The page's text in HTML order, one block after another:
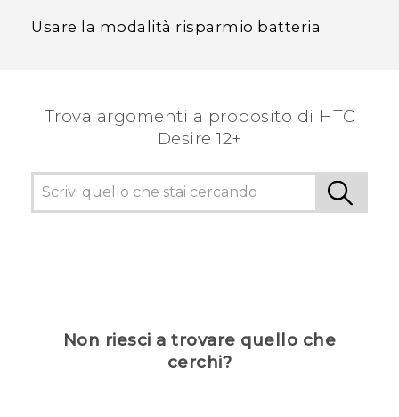
Usare la modalità risparmio batteria
Trova argomenti a proposito di HTC
Desire 12+
Non riesci a trovare quello che
cerchi?